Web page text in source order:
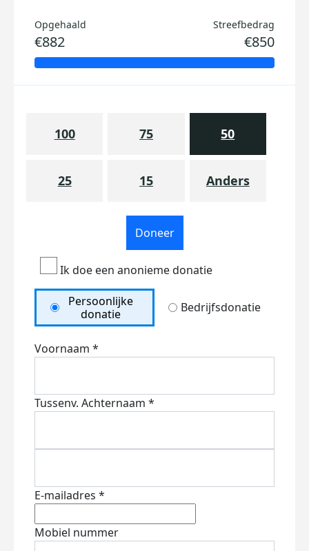
Opgehaald
€882
Streefbedrag
€850
100 75 50
25 15 Anders
Doneer
Ik doe een anonieme donatie
Persoonlijke
donatie
Bedrijfsdonatie
Voornaam *
Tussenv. Achternaam *
E-mailadres *
Mobiel nummer